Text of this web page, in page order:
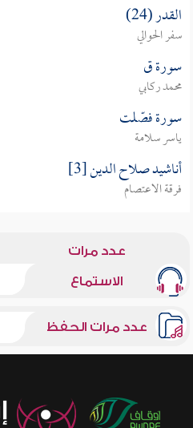
القدر (24)
سفر الحوالي
سورة ق
محمد ركابي
سورة فصّلت
ياسر سلامة
أناشيد صلاح الدين [3]
فرقة الاعتصام
عدد مرات
الاستماع
عدد مرات الحفظ